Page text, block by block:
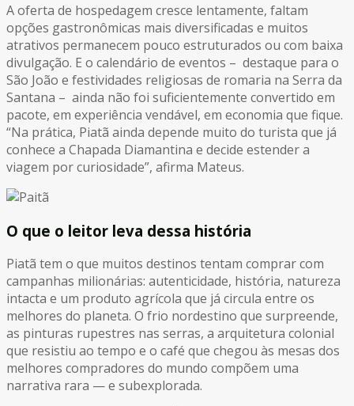
A oferta de hospedagem cresce lentamente, faltam
opções gastronômicas mais diversificadas e muitos
atrativos permanecem pouco estruturados ou com baixa
divulgação. E o calendário de eventos – destaque para o
São João e festividades religiosas de romaria na Serra da
Santana – ainda não foi suficientemente convertido em
pacote, em experiência vendável, em economia que fique.
“Na prática, Piatã ainda depende muito do turista que já
conhece a Chapada Diamantina e decide estender a
viagem por curiosidade”, afirma Mateus.
O que o leitor leva dessa história
Piatã tem o que muitos destinos tentam comprar com
campanhas milionárias: autenticidade, história, natureza
intacta e um produto agrícola que já circula entre os
melhores do planeta. O frio nordestino que surpreende,
as pinturas rupestres nas serras, a arquitetura colonial
que resistiu ao tempo e o café que chegou às mesas dos
melhores compradores do mundo compõem uma
narrativa rara — e subexplorada.